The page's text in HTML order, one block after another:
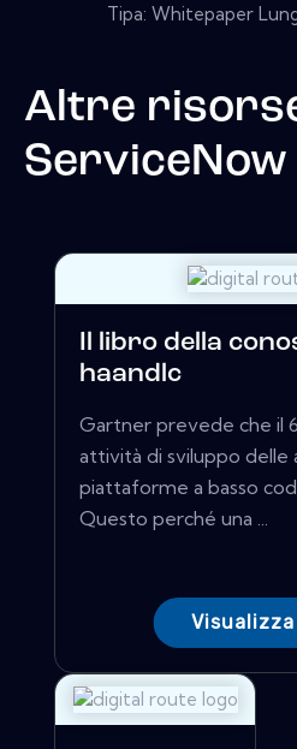
Tipa: Whitepaper
Altre
ServiceNow
Il libro della
haandlc
Gartner prevede che il
attività di sviluppo delle
piattaforme a basso
Questo perché una ...